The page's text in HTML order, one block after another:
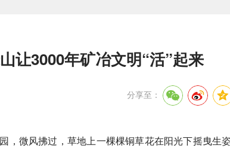
3000年矿冶文明“活”起来
分享至：
，微风拂过，草地上一棵棵铜草花在阳光下摇曳生